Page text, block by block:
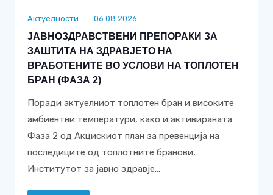
Актуелности 06.08.2026
ЈАВНОЗДРАВСТВЕНИ ПРЕПОРАКИ ЗА
ЗАШТИТА НА ЗДРАВЈЕТО НА
ВРАБОТЕНИТЕ ВО УСЛОВИ НА ТОПЛОТЕН
БРАН (ФАЗА 2)
Поради актуелниот топлотен бран и високите
амбиентни температури, како и активираната
Фаза 2 од Акцискиот план за превенција на
последиците од топлотните бранови,
Институтот за јавно здравје...